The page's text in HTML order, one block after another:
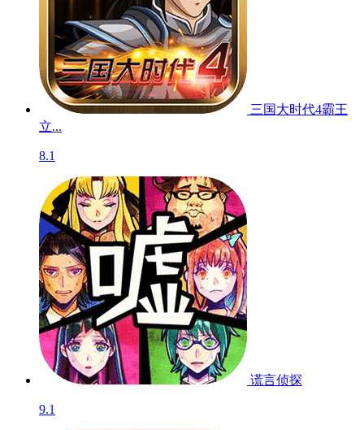
三国大时代4霸王
立...
8.1
谎言侦探
9.1